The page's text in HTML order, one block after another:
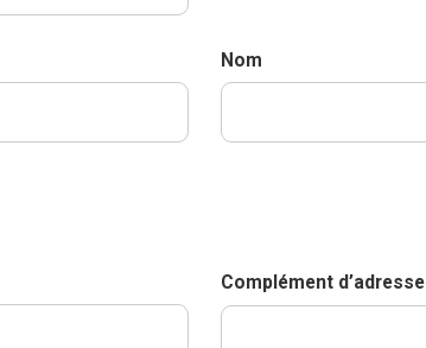
Nom
Complément d’adresse